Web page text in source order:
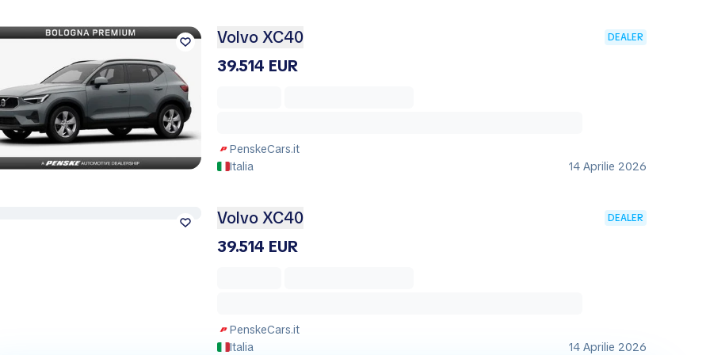
Volvo XC40 DEALER
39.514 EUR
PenskeCars.it
Italia
14 Aprilie 2026
Volvo XC40 DEALER
39.514 EUR
PenskeCars.it
Italia
14 Aprilie 2026